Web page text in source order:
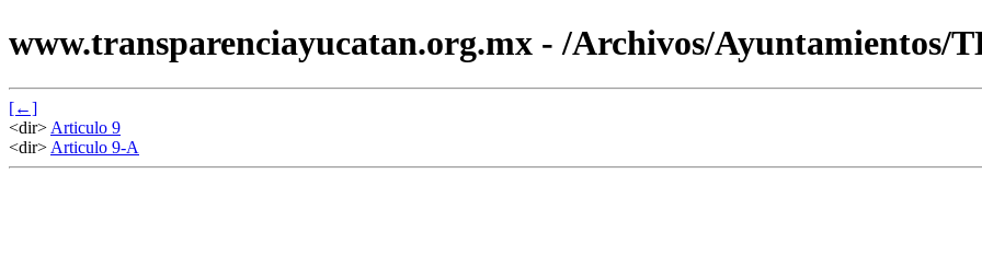
www.transparenciayucatan.org.mx - /Archivos/Ayuntamientos/
[←]
<dir> Articulo 9
<dir> Articulo 9-A